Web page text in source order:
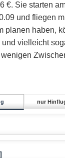
€. Sie starten
und fliegen
planen haben,
vielleicht
nur